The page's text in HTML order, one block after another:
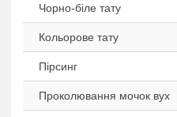
Чорно-біле тату
Кольорове тату
Пірсинг
Проколювання мочок вух